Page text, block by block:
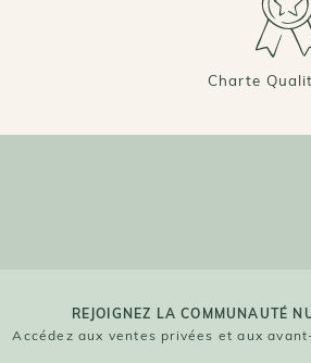
Charte
REJOIGNEZ LA COMMUNAUTÉ
Accédez aux ventes privées et aux